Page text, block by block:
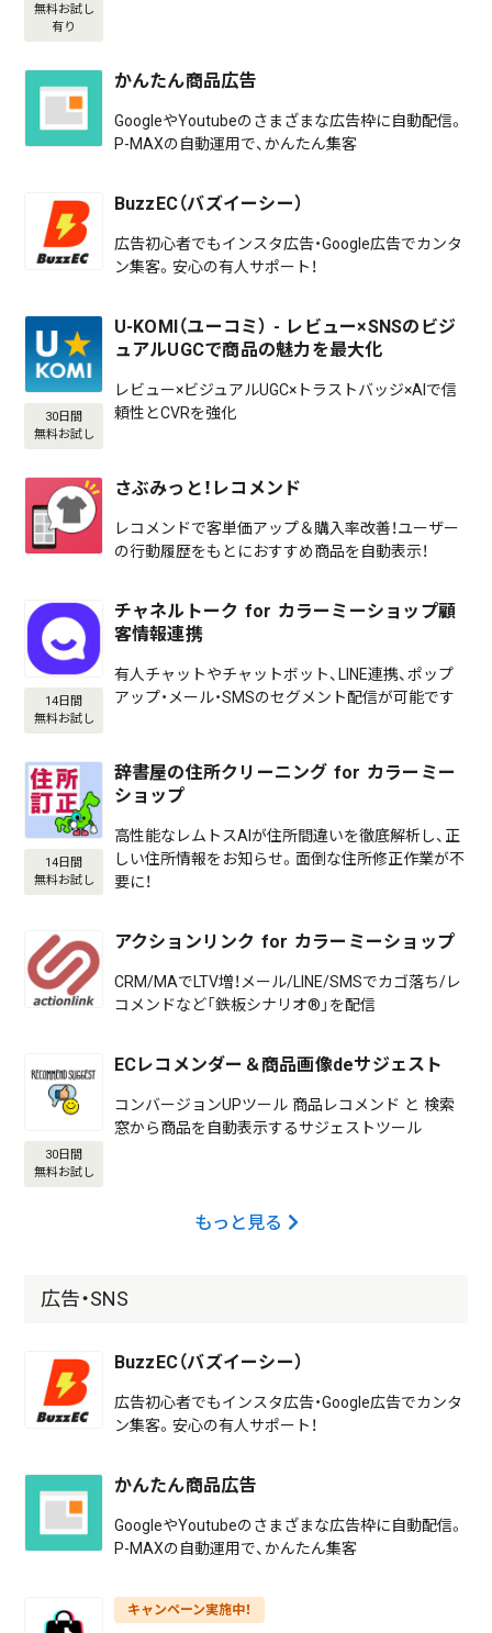
無料お試し
有り
かんたん商品広告
GoogleやYoutubeのさまざまな広告枠に自動配信。
P-MAXの自動運用で、かんたん集客
BuzzEC（バズイーシー）
広告初心者でもインスタ広告・Google広告でカンタ
ン集客。安心の有人サポート！
30日間
無料お試し
U-KOMI（ユーコミ） - レビュー×SNSのビジ
ュアルUGCで商品の魅力を最大化
レビュー×ビジュアルUGC×トラストバッジ×AIで信
頼性とCVRを強化
さぶみっと！レコメンド
レコメンドで客単価アップ＆購入率改善！ユーザー
の行動履歴をもとにおすすめ商品を自動表示！
14日間
無料お試し
チャネルトーク for カラーミーショップ顧
客情報連携
有人チャットやチャットボット、LINE連携、ポップ
アップ・メール・SMSのセグメント配信が可能です
14日間
無料お試し
辞書屋の住所クリーニング for カラーミー
ショップ
高性能なレムトスAIが住所間違いを徹底解析し、正
しい住所情報をお知らせ。面倒な住所修正作業が不
要に！
アクションリンク for カラーミーショップ
CRM/MAでLTV増！メール/LINE/SMSでカゴ落ち/レ
コメンドなど「鉄板シナリオ®」を配信
30日間
無料お試し
ECレコメンダー＆商品画像deサジェスト
コンバージョンUPツール 商品レコメンド と 検索
窓から商品を自動表示するサジェストツール
もっと見る
広告・SNS
BuzzEC（バズイーシー）
広告初心者でもインスタ広告・Google広告でカンタ
ン集客。安心の有人サポート！
かんたん商品広告
GoogleやYoutubeのさまざまな広告枠に自動配信。
P-MAXの自動運用で、かんたん集客
キャンペーン実施中！